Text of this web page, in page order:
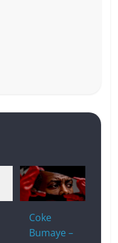
Coke
Bumaye –